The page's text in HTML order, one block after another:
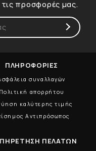
προσφορές μας.
ΠΛΗΡΟΦΟΡΙΕΣ
συναλλαγών
Πολιτική απορρήτου
καλύτερης τιμής
Αντιπρόσωπος
ΠΕΛΑΤΩΝ